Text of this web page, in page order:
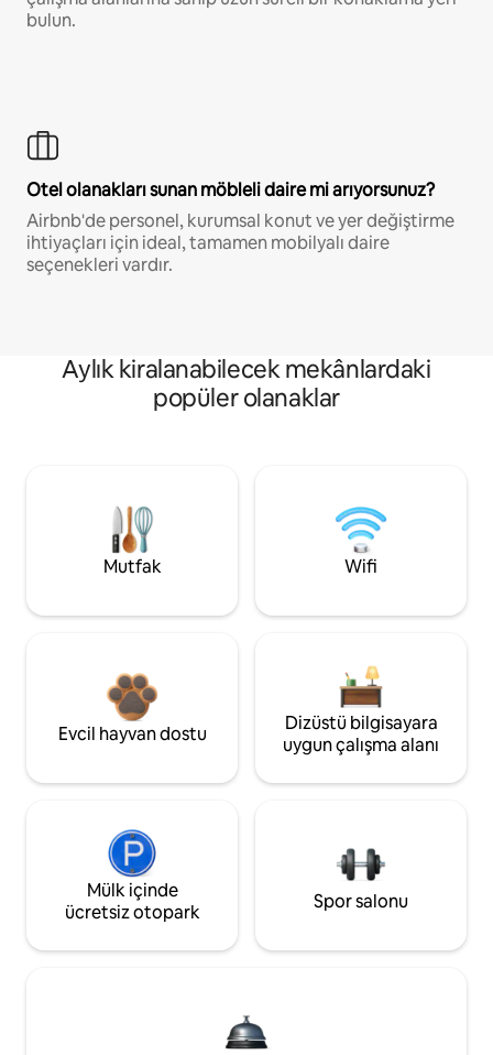
bulun.
Otel olanakları sunan möbleli daire mi arıyorsunuz?
Airbnb'de personel, kurumsal konut ve yer değiştirme
ihtiyaçları için ideal, tamamen mobilyalı daire
seçenekleri vardır.
Aylık kiralanabilecek mekânlardaki
popüler olanaklar
Mutfak Wifi
Evcil hayvan dostu
Dizüstü bilgisayara
uygun çalışma alanı
Mülk içinde
ücretsiz otopark
Spor salonu